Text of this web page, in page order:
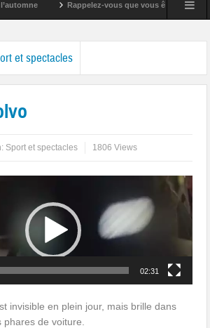
Rappelez-vous que vous êtes super !
et spectacles
Sport et spectacles 1806 Views
02:31
invisible en plein jour, mais brille dans
phares de voiture.